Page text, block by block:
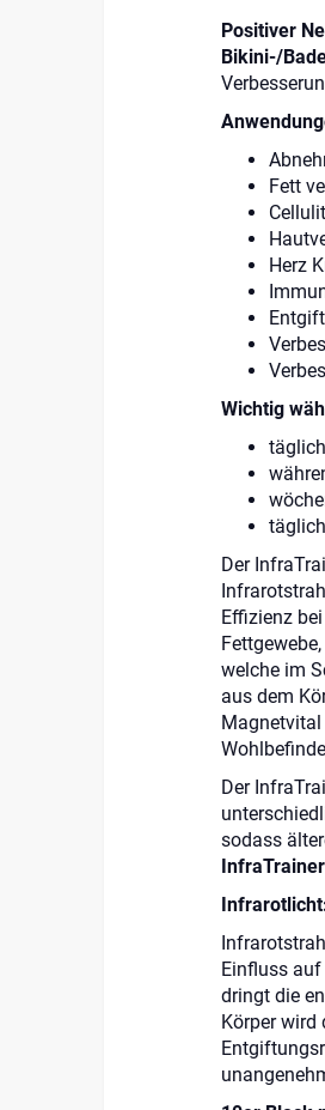
Positiver
Bikini-/
Fett
Herz
Wichtig
Der
Effizienz
welche im
aus dem
Der
sodass
Einfluss auf
dringt die
Körper wird